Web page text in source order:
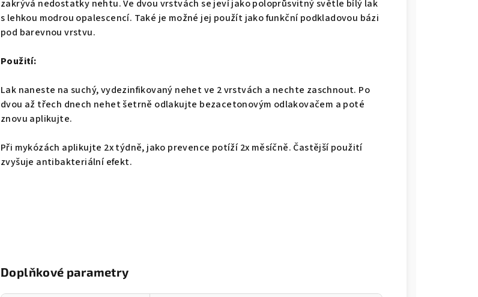
zakrývá nedostatky nehtu. Ve dvou vrstvách se jeví jako poloprůsvitný světle bílý lak
s lehkou modrou opalescencí. Také je možné jej použít jako funkční podkladovou bázi
pod barevnou vrstvu.
Použití:
Lak naneste na suchý, vydezinfikovaný nehet ve 2 vrstvách a nechte zaschnout. Po
dvou až třech dnech nehet šetrně odlakujte bezacetonovým odlakovačem a poté
znovu aplikujte.
Při mykózách aplikujte 2x týdně, jako prevence potíží 2x měsíčně. Častější použití
zvyšuje antibakteriální efekt.
Doplňkové parametry